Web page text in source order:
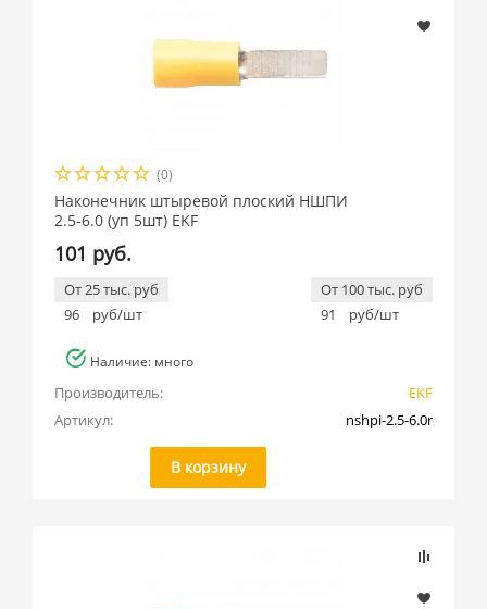
(0)
Наконечник штыревой плоский НШПИ
2.5-6.0 (уп 5шт) EKF
101 руб.
От 25 тыс. руб
96
руб/шт
От 100 тыс. руб
91
руб/шт
Наличие: много
Производитель:
EKF
Артикул:
nshpi-2.5-6.0r
В корзину